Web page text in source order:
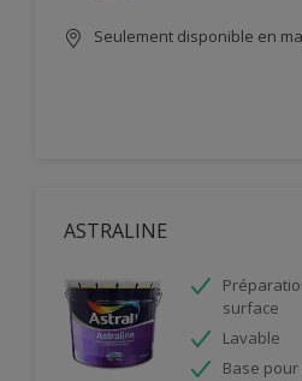
Seulement disponible en
ASTRALINE
surface
Lavable
Base